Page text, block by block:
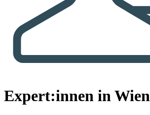
Expert:innen in Wien